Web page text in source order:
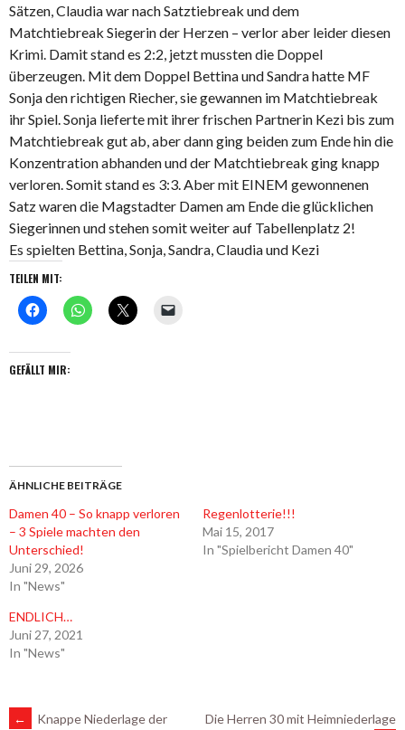
Sätzen, Claudia war nach Satztiebreak und dem
Matchtiebreak Siegerin der Herzen – verlor aber leider diesen
Krimi. Damit stand es 2:2, jetzt mussten die Doppel
überzeugen. Mit dem Doppel Bettina und Sandra hatte MF
Sonja den richtigen Riecher, sie gewannen im Matchtiebreak
ihr Spiel. Sonja lieferte mit ihrer frischen Partnerin Kezi bis zum
Matchtiebreak gut ab, aber dann ging beiden zum Ende hin die
Konzentration abhanden und der Matchtiebreak ging knapp
verloren. Somit stand es 3:3. Aber mit EINEM gewonnenen
Satz waren die Magstadter Damen am Ende die glücklichen
Siegerinnen und stehen somit weiter auf Tabellenplatz 2!
Es spielten Bettina, Sonja, Sandra, Claudia und Kezi
TEILEN MIT:
GEFÄLLT MIR:
ÄHNLICHE BEITRÄGE
Damen 40 – So knapp verloren
– 3 Spiele machten den
Unterschied!
Juni 29, 2026
In "News"
Regenlotterie!!!
Mai 15, 2017
In "Spielbericht Damen 40"
ENDLICH…
Juni 27, 2021
In "News"
←
Knappe Niederlage der
Die Herren 30 mit Heimniederlage